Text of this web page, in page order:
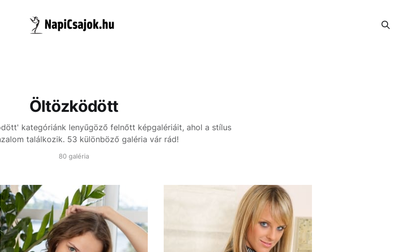
Öltözködött
kategóriánk lenyűgöző felnőtt képgalériáit, ahol a stílus
találkozik. 53 különböző galéria vár rád!
80 galéria